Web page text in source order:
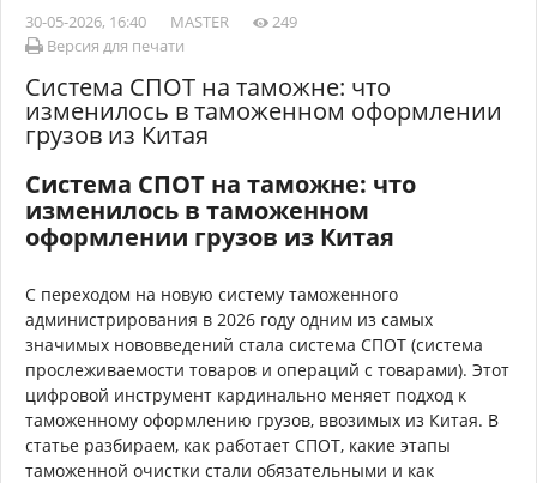
30-05-2026, 16:40 MASTER
249
Версия для печати
Система СПОТ на таможне: что
изменилось в таможенном оформлении
грузов из Китая
Система СПОТ на таможне: что
изменилось в таможенном
оформлении грузов из Китая
С переходом на новую систему таможенного
администрирования в 2026 году одним из самых
значимых нововведений стала система СПОТ (система
прослеживаемости товаров и операций с товарами). Этот
цифровой инструмент кардинально меняет подход к
таможенному оформлению грузов, ввозимых из Китая. В
статье разбираем, как работает СПОТ, какие этапы
таможенной очистки стали обязательными и как